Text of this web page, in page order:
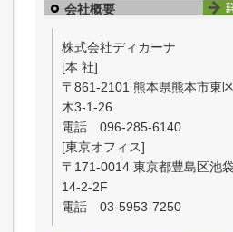
会社概要
株式会社ディカーナ
[本 社]
〒861-2101 熊本県熊本市東
木3-1-26
電話 096-285-6140
[東京オフィス]
〒171-0014 東京都豊島区池
14-2-2F
電話 03-5953-7250